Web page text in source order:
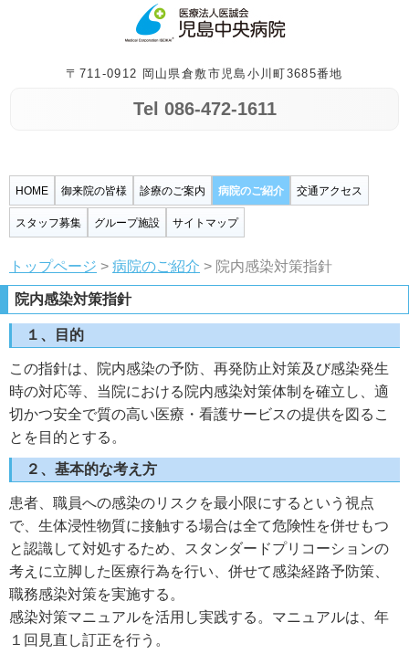
〒711-0912 岡山県倉敷市児島小川町3685番地
Tel 086-472-1611
HOME 御来院の皆様 診療のご案内 病院のご紹介 交通アクセス
スタッフ募集 グループ施設 サイトマップ
トップページ > 病院のご紹介 > 院内感染対策指針
院内感染対策指針
１、目的
この指針は、院内感染の予防、再発防止対策及び感染発生
時の対応等、当院における院内感染対策体制を確立し、適
切かつ安全で質の高い医療・看護サービスの提供を図るこ
とを目的とする。
２、基本的な考え方
患者、職員への感染のリスクを最小限にするという視点
で、生体浸性物質に接触する場合は全て危険性を併せもつ
と認識して対処するため、スタンダードプリコーションの
考えに立脚した医療行為を行い、併せて感染経路予防策、
職務感染対策を実施する。
感染対策マニュアルを活用し実践する。マニュアルは、年
１回見直し訂正を行う。